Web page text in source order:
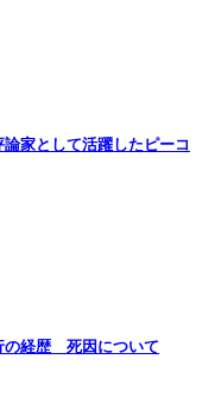
家として活躍したピーコ
の経歴 死因について